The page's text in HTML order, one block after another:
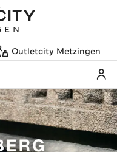
Outletcity Metzingen